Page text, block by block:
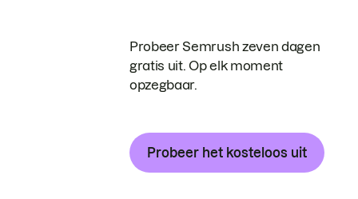
Probeer Semrush zeven dagen
gratis uit. Op elk moment
opzegbaar.
Probeer het kosteloos uit